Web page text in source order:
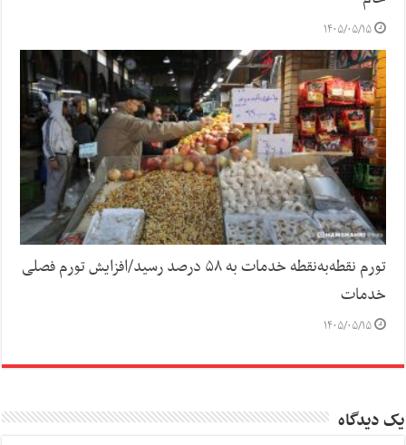
۱۴۰۵/۰۵/۱۵
تورم نقطه‌به‌نقطه خدمات به ۵۸ درصد رسید/افزایش تورم فصلی
خدمات
۱۴۰۵/۰۵/۱۵
یک دیدگاه